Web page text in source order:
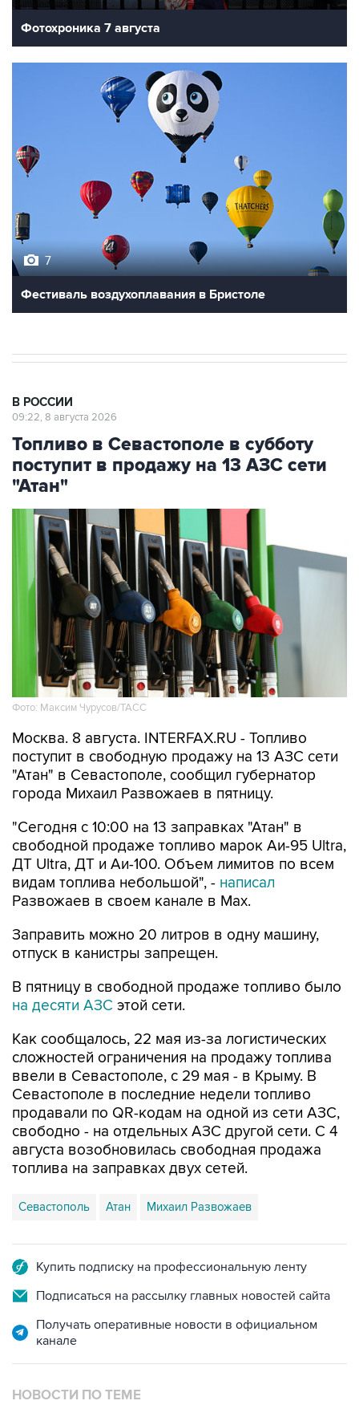
Фотохроника 7 августа
7
Фестиваль воздухоплавания в Бристоле
В РОССИИ
09:22, 8 августа 2026
Топливо в Севастополе в субботу
поступит в продажу на 13 АЗС сети
"Атан"
Фото: Максим Чурусов/ТАСС
Москва. 8 августа. INTERFAX.RU - Топливо
поступит в свободную продажу на 13 АЗС сети
"Атан" в Севастополе, сообщил губернатор
города Михаил Развожаев в пятницу.
"Сегодня с 10:00 на 13 заправках "Атан" в
свободной продаже топливо марок Аи-95 Ultra,
ДТ Ultra, ДТ и Аи-100. Объем лимитов по всем
видам топлива небольшой", - написал
Развожаев в своем канале в Max.
Заправить можно 20 литров в одну машину,
отпуск в канистры запрещен.
В пятницу в свободной продаже топливо было
на десяти АЗС этой сети.
Как сообщалось, 22 мая из-за логистических
сложностей ограничения на продажу топлива
ввели в Севастополе, с 29 мая - в Крыму. В
Севастополе в последние недели топливо
продавали по QR-кодам на одной из сети АЗС,
свободно - на отдельных АЗС другой сети. С 4
августа возобновилась свободная продажа
топлива на заправках двух сетей.
Севастополь Атан Михаил Развожаев
Купить подписку на профессиональную ленту
Подписаться на рассылку главных новостей сайта
Получать оперативные новости в официальном
канале
НОВОСТИ ПО ТЕМЕ